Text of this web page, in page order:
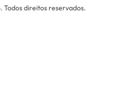
Todos direitos reservados.